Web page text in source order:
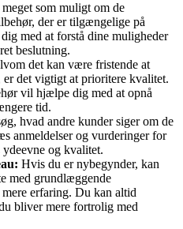
som muligt om de
der er tilgængelige på
med at forstå dine muligheder
beslutning.
det kan være fristende at
det vigtigt at prioritere kvalitet.
vil hjælpe dig med at opnå
tid.
hvad andre kunder siger om de
anmeldelser og vurderinger for
og kvalitet.
Hvis du er nybegynder, kan
med grundlæggende
erfaring. Du kan altid
bliver mere fortrolig med